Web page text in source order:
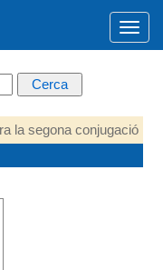
la segona conjugació